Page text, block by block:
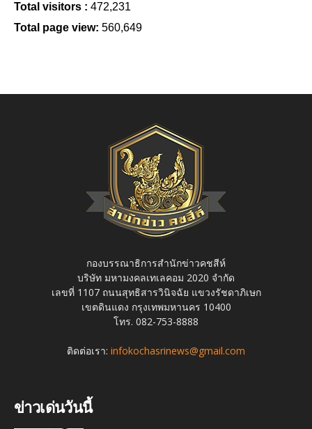
Total visitors : 472,231
Total page view: 560,649
กองบรรณาธิการสำนักข่าวคชสีห์
บริษัท มหามงคลเทเลคอม 2020 จำกัด
เลขที่ 1107 ถนนสุทธิสารวินิจฉัย แขวงรัชดาภิเษก
เขตดินแดง กรุงเทพมหานคร 10400
โทร. 082-753-8888
ติดต่อเรา: infokochasrinews@gmail.com
ข่าวเด่นวันนี้